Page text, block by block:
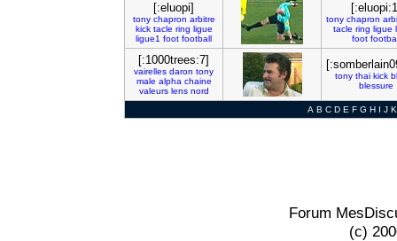
[:eluopi]
tony chapron arbitre
kick tacle ring ligue
ligue1 foot football
tony chapron
tacle ring ligue
foot
[:1000trees:7]
vairelles daron tony
male alpha chaine
valeurs lens nord
tony thai kick
blessure
A B C D E F G H I J K
Forum
(c)